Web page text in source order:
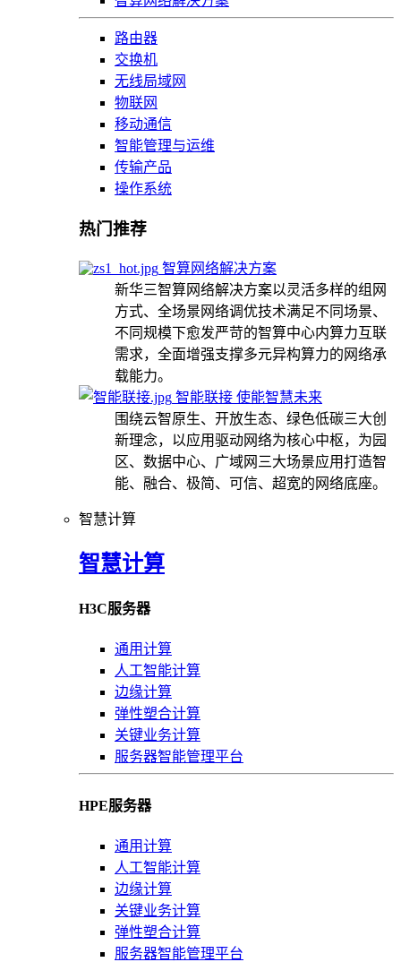
路由器
交换机
无线局域网
物联网
移动通信
智能管理与运维
传输产品
操作系统
热门推荐
智算网络解决方案
新华三智算网络解决方案以灵活多样的组网
方式、全场景网络调优技术满足不同场景、
不同规模下愈发严苛的智算中心内算力互联
需求，全面增强支撑多元异构算力的网络承
载能力。
智能联接 使能智慧未来
围绕云智原生、开放生态、绿色低碳三大创
新理念，以应用驱动网络为核心中枢，为园
区、数据中心、广域网三大场景应用打造智
能、融合、极简、可信、超宽的网络底座。
智慧计算
智慧计算
H3C服务器
通用计算
人工智能计算
边缘计算
弹性塑合计算
关键业务计算
服务器智能管理平台
HPE服务器
通用计算
人工智能计算
边缘计算
关键业务计算
弹性塑合计算
服务器智能管理平台